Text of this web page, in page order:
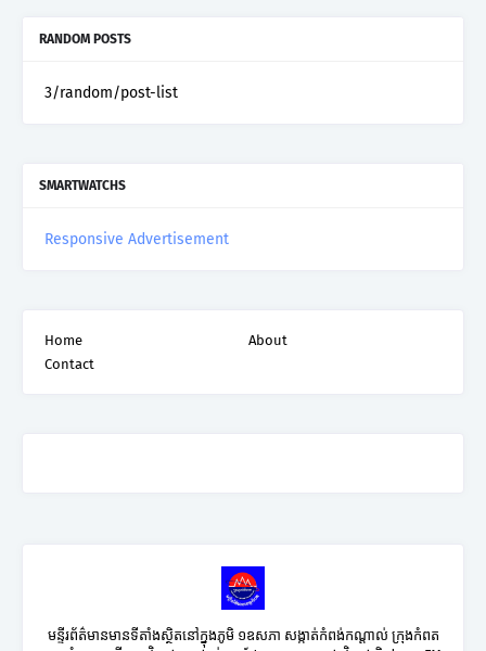
RANDOM POSTS
3/random/post-list
SMARTWATCHS
Responsive Advertisement
Home
About
Contact
មន្ទីរព័ត៌មានមានទីតាំងស្ថិតនៅក្នុងភូមិ ១ឧសភា សង្កាត់កំពង់កណ្តាល់ ក្រុងកំពត